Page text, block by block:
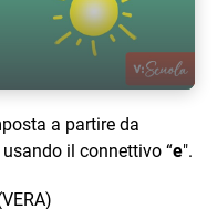
a partire da
il connettivo “e".